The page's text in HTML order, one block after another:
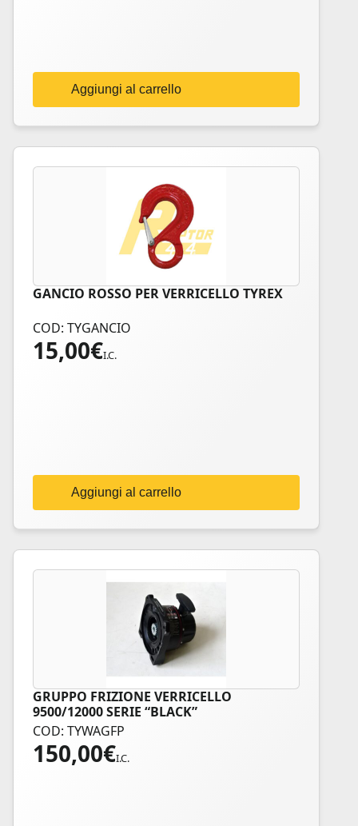
Aggiungi al carrello
GANCIO ROSSO PER VERRICELLO TYREX
COD: TYGANCIO
15,00€I.C.
Aggiungi al carrello
GRUPPO FRIZIONE VERRICELLO
9500/12000 SERIE “BLACK”
COD: TYWAGFP
150,00€I.C.